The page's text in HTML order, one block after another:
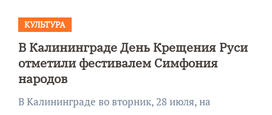
КУЛЬТУРА
В Калининграде День Крещения Руси
отметили фестивалем Симфония
народов
В Калининграде во вторник, 28 июля, на